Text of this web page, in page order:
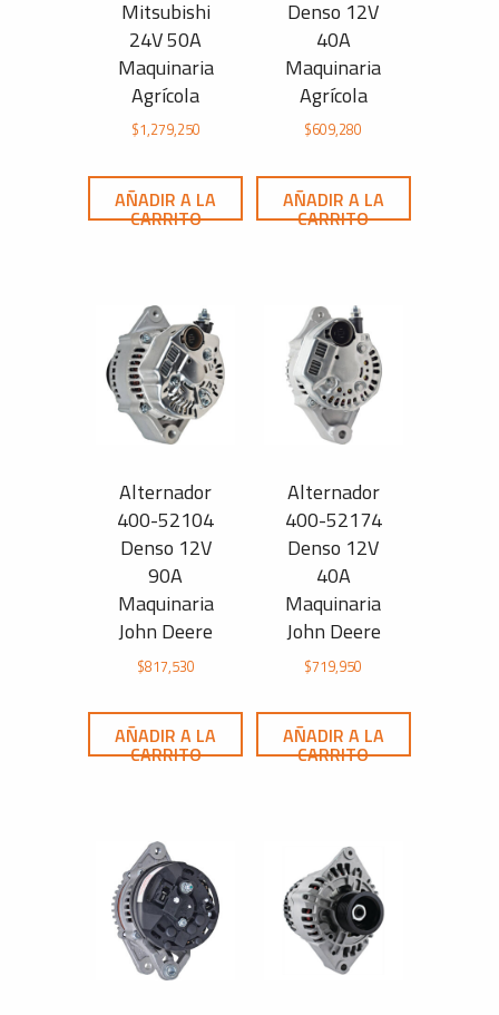
Mitsubishi
24V 50A
Maquinaria
Agrícola
$1,279,250
AÑADIR A LA
CARRITO
Denso 12V
40A
Maquinaria
Agrícola
$609,280
AÑADIR A LA
CARRITO
Alternador
400-52104
Denso 12V
90A
Maquinaria
John Deere
$817,530
AÑADIR A LA
CARRITO
Alternador
400-52174
Denso 12V
40A
Maquinaria
John Deere
$719,950
AÑADIR A LA
CARRITO